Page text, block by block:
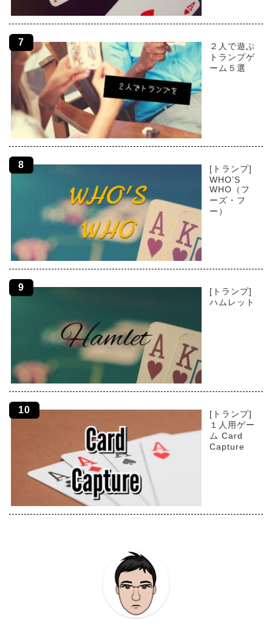
２人で遊ぶ
トランプゲ
ーム５選
[トランプ]
WHO’S
WHO（フ
ーズ・フ
ー）
[トランプ]
ハムレット
[トランプ]
１人用ゲー
ム Card
Capture